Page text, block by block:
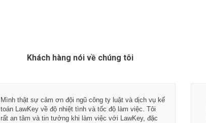
Khách hàng nói về chúng tôi
Mình thật sự cảm ơn đội ngũ công ty luật và dịch vụ kế
toán LawKey về độ nhiệt tình và tốc độ làm việc. Tôi
rất an tâm và tin tưởng khi làm việc với LawKey, đặc